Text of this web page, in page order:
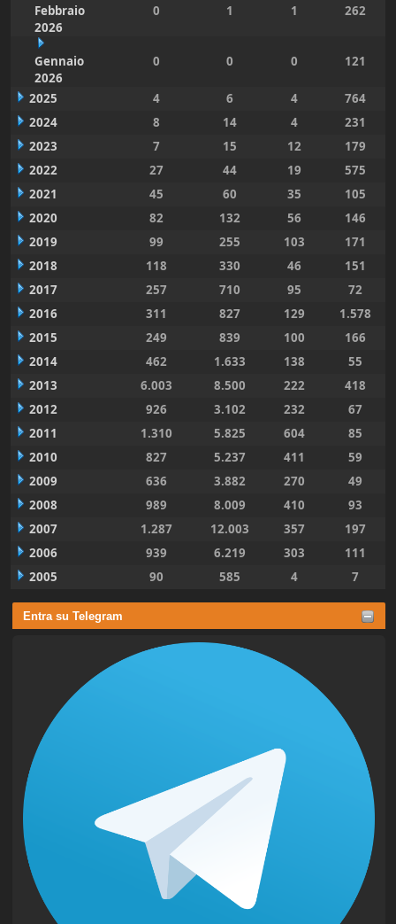
Entra su Telegram
Febbraio
2026
0 1 1 262
Gennaio
2026
0 0 0 121
2025 4 6 4
764
2024
8 14 4
231
2023
7 15 12
179
2022
27 44 19
575
2021
45 60 35
105
2020
82 132 56
146
2019
99 255 103
171
2018
118 330 46
151
2017
257 710 95
72
2016
311 827 129
1.578
2015
249 839 100
166
2014
462 1.633 138
55
2013
6.003 8.500 222
418
2012
926 3.102 232
67
2011
1.310 5.825 604
85
2010
827 5.237 411
59
2009
636 3.882 270
49
2008
989 8.009 410
93
2007
1.287 12.003 357
197
2006
939 6.219 303
111
2005
90 585 4 7